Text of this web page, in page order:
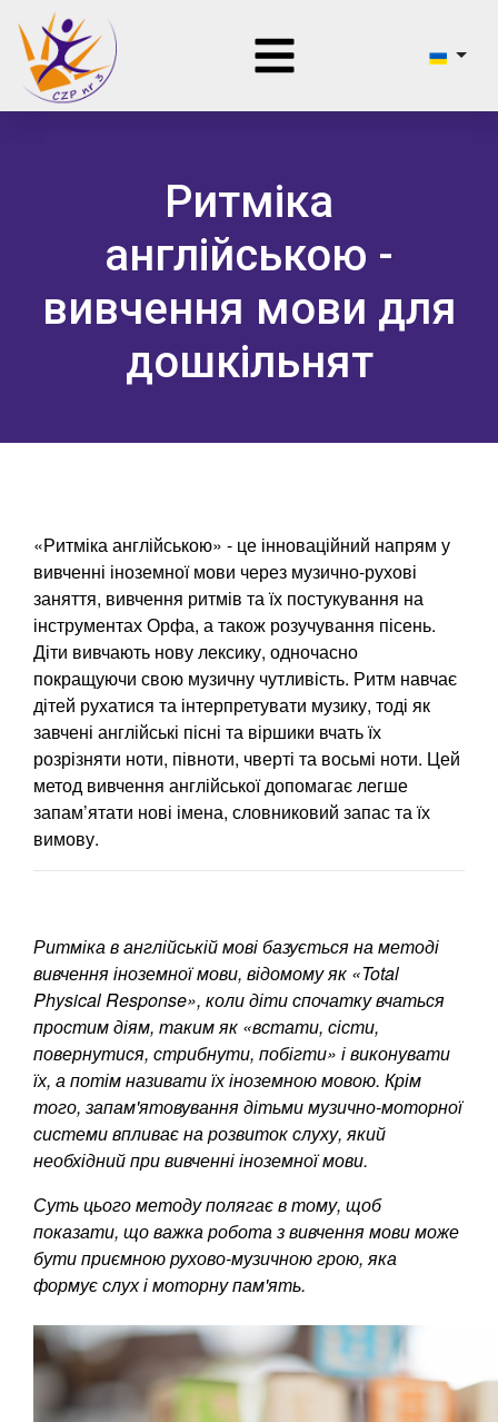
Ритміка
англійською -
вивчення мови для
дошкільнят
«Ритміка англійською» - це інноваційний напрям у
вивченні іноземної мови через музично-рухові
заняття, вивчення ритмів та їх постукування на
інструментах Орфа, а також розучування пісень.
Діти вивчають нову лексику, одночасно
покращуючи свою музичну чутливість. Ритм навчає
дітей рухатися та інтерпретувати музику, тоді як
завчені англійські пісні та віршики вчать їх
розрізняти ноти, півноти, чверті та восьмі ноти. Цей
метод вивчення англійської допомагає легше
запам’ятати нові імена, словниковий запас та їх
вимову.
Ритміка в англійській мові базується на методі
вивчення іноземної мови, відомому як «Total
Physical Response», коли діти спочатку вчаться
простим діям, таким як «встати, сісти,
повернутися, стрибнути, побігти» і виконувати
їх, а потім називати їх іноземною мовою. Крім
того, запам'ятовування дітьми музично-моторної
системи впливає на розвиток слуху, який
необхідний при вивченні іноземної мови.
Суть цього методу полягає в тому, щоб
показати, що важка робота з вивчення мови може
бути приємною рухово-музичною грою, яка
формує слух і моторну пам'ять.